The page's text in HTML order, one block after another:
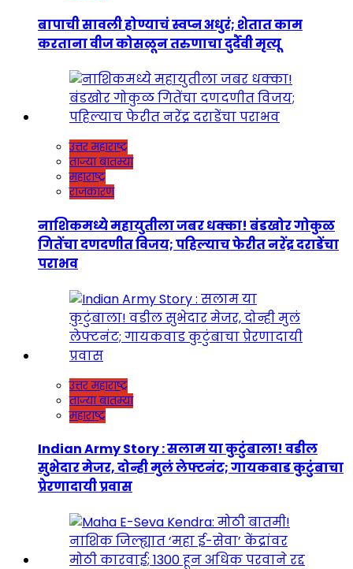
बापाची सावली होण्याचं स्वप्न अधुरं; शेतात काम
करताना वीज कोसळून तरुणाचा दुर्दैवी मृत्यू
उत्तर महाराष्ट्र
ताज्या बातम्या
महाराष्ट्र
राजकारण
नाशिकमध्ये महायुतीला जबर धक्का! बंडखोर गोकुळ
गितेंचा दणदणीत विजय; पहिल्याच फेरीत नरेंद्र दराडेंचा
पराभव
उत्तर महाराष्ट्र
ताज्या बातम्या
महाराष्ट्र
Indian Army Story : सलाम या कुटुंबाला! वडील
सुभेदार मेजर, दोन्ही मुलं लेफ्टनंट; गायकवाड कुटुंबाचा
प्रेरणादायी प्रवास